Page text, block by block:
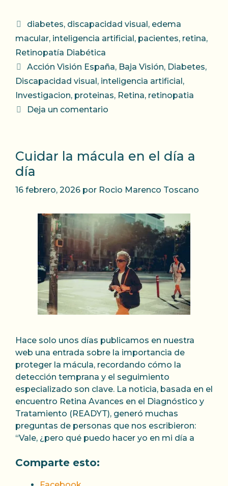
Categorías
diabetes, discapacidad visual , edema
macular, inteligencia artificial , pacientes, retina,
Retinopatía Diabética
Etiquetas
Acción Visión España, Baja Visión, Diabetes,
Discapacidad visual , inteligencia artificial ,
Investigacion, proteinas, Retina, retinopatia
Deja un comentario
Cuidar la mácula en el día a
día
16 febrero, 2026 por Rocio Marenco Toscano
Hace solo unos días publicamos en nuestra
web una entrada sobre la importancia de
proteger la mácula, recordando cómo la
detección temprana y el seguimiento
especializado son clave. La noticia, basada en el
encuentro Retina Avances en el Diagnóstico y
Tratamiento (READYT), generó muchas
preguntas de personas que nos escribieron:
“Vale, ¿pero qué puedo hacer yo en mi día a
Comparte esto: